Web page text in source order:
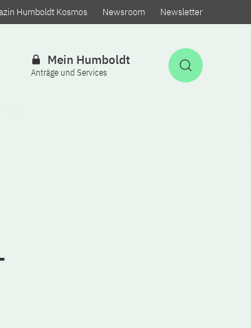
Humboldt Kosmos Newsroom Newsletter
Mein Humboldt
Anträge und Services